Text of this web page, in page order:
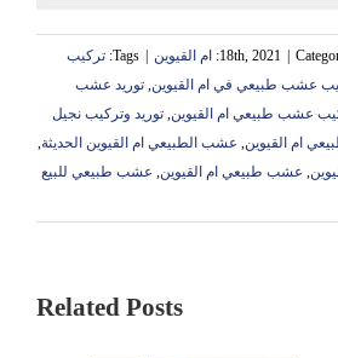
ام القيوين Tags: تركيب
عشب طبيعي في ام القيوين, توريد عشب
عشب طبيعي ام القيوين, توريد وتركيب نجيل
ام القيوين, عشب الطبيعي ام القيوين الحديثة,
, عشب طبيعي ام القيوين, عشب طبيعي للبيع
Related Posts